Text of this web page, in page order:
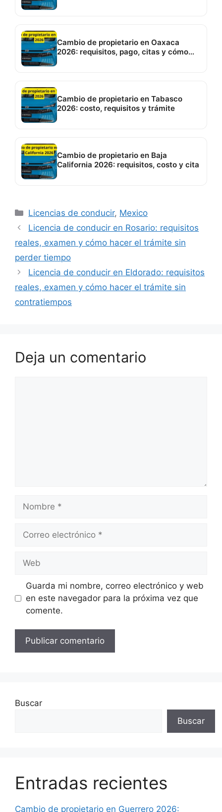
Cambio de propietario en Oaxaca
2026: requisitos, pago, citas y cómo
Cambio de propietario en Tabasco
2026: costo, requisitos y trámite
Cambio de propietario en Baja
California 2026: requisitos, costo y cita
Categorías
Licencias de conducir, Mexico
Licencia de conducir en Rosario: requisitos
reales, examen y cómo hacer el trámite sin
perder tiempo
Licencia de conducir en Eldorado: requisitos
reales, examen y cómo hacer el trámite sin
contratiempos
Deja un comentario
electrónico
Guarda mi nombre, correo electrónico y web
en este navegador para la próxima vez que
comente.
Buscar
Buscar
Entradas recientes
Cambio de propietario en Guerrero 2026: